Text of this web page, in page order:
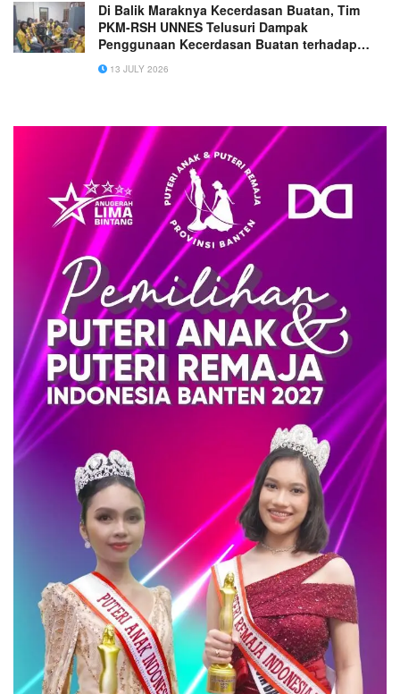
Di Balik Maraknya Kecerdasan Buatan, Tim
PKM-RSH UNNES Telusuri Dampak
Penggunaan Kecerdasan Buatan terhadap
Penalaran Matematis Mahasiswa UPGRIS
13 JULY 2026